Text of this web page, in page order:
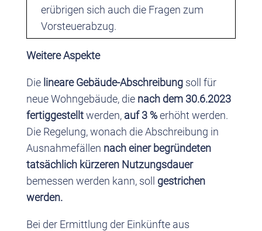
erübrigen sich auch die Fragen zum
Vorsteuerabzug.
Weitere Aspekte
Die lineare Gebäude-Abschreibungsoll für
neue Wohngebäude, die nach dem 30.6.2023
fertiggestelltwerden, auf 3 %erhöht werden.
Die Regelung, wonach die Abschreibung in
Ausnahmefällen nach einer begründeten
tatsächlich kürzeren Nutzungsdauer
bemessen werden kann, soll gestrichen
werden.
Bei der Ermittlung der Einkünfte aus